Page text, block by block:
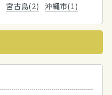
宮古島(2) 沖縄市(1)